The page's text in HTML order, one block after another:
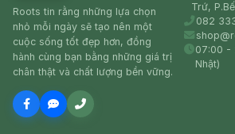
Roots tin rằng những lựa chọn
nhỏ mỗi ngày sẽ tạo nên một
cuộc sống tốt đẹp hơn, đồng
hành cùng bạn bằng những giá trị
chân thật và chất lượng bền vững.
Trứ,
082
07:00 -
Nhật)